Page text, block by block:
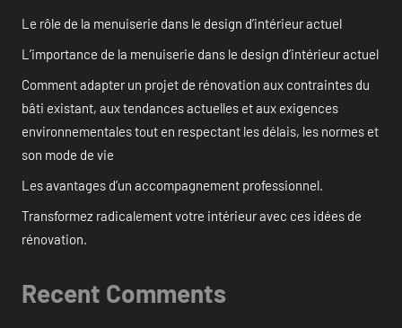
Le rôle de la menuiserie dans le design d’intérieur actuel
L’importance de la menuiserie dans le design d’intérieur actuel
Comment adapter un projet de rénovation aux contraintes du
bâti existant, aux tendances actuelles et aux exigences
environnementales tout en respectant les délais, les normes et
son mode de vie
Les avantages d’un accompagnement professionnel.
Transformez radicalement votre intérieur avec ces idées de
rénovation.
Recent Comments